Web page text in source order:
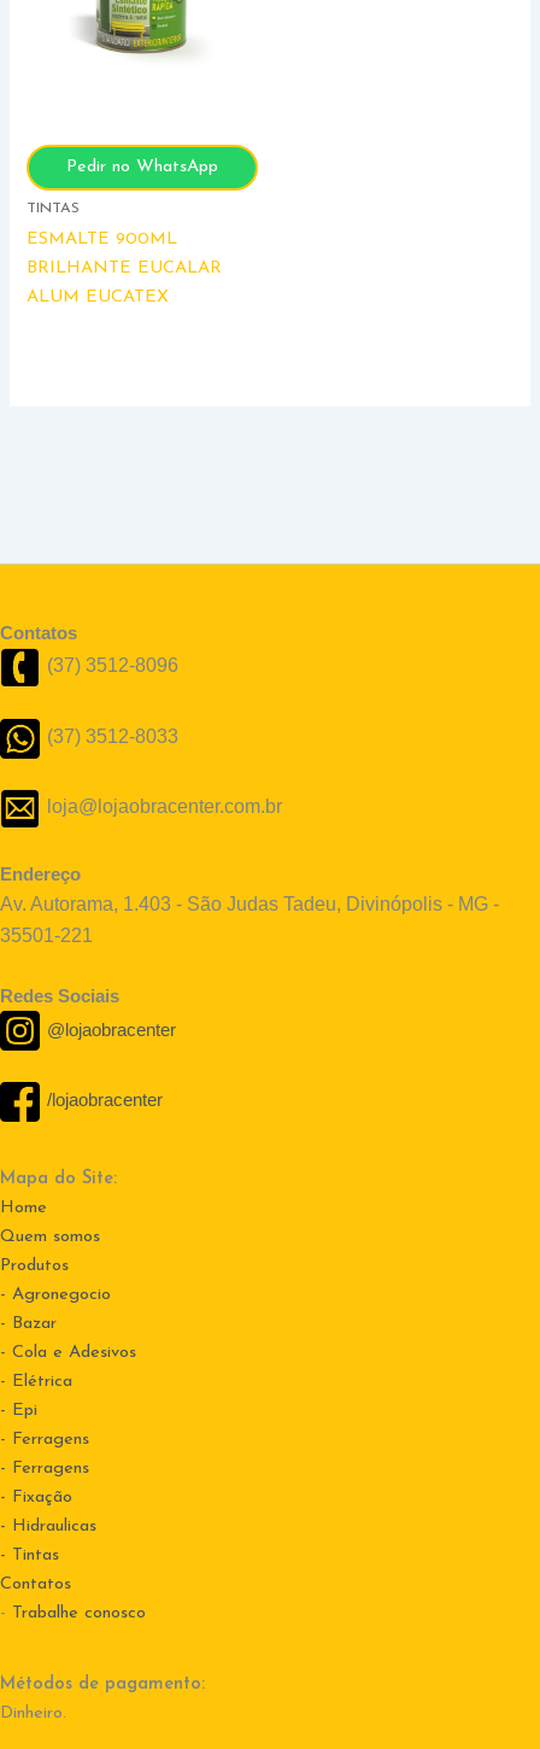
Pedir no WhatsApp
TINTAS
ESMALTE 900ML
BRILHANTE EUCALAR
ALUM EUCATEX
Contatos
(37) 3512-8096
(37) 3512-8033
loja@lojaobracenter.com.br
Endereço
Av. Autorama, 1.403 - São Judas Tadeu, Divinópolis - MG -
35501-221
Redes Sociais
@lojaobracenter
/lojaobracenter
Mapa do Site:
Home
Quem somos
Produtos
- Agronegocio
- Bazar
- Cola e Adesivos
- Elétrica
- Epi
- Ferragens
- Ferragens
- Fixação
- Hidraulicas
- Tintas
Contatos
- Trabalhe conosco
Métodos de pagamento:
Dinheiro.